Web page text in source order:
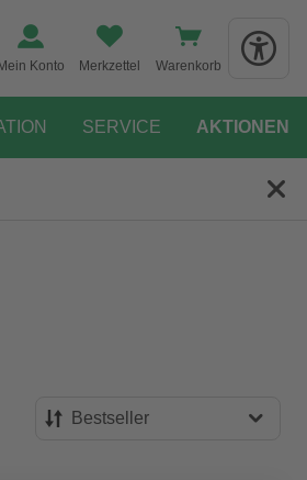
Mein Konto Merkzettel Warenkorb
SERVICE AKTIONEN
Bestseller